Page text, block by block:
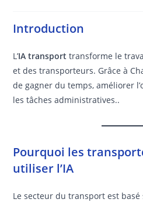
Introduction
L’IA transport transforme le
et des transporteurs. Grâce à
de gagner du temps, améliorer
les tâches administratives..
Pourquoi les
utiliser l’IA
Le secteur du transport est basé